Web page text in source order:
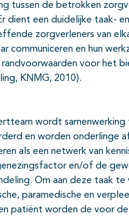
tussen de betrokken
een duidelijke taak-
zorgverleners van
communiceren en hun
voor het
KNMG, 2010).
wordt samenwerking
en worden onderlinge
als een netwerk van
en/of de
Om aan deze taak
paramedische en
patiënt worden de voor